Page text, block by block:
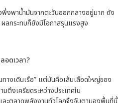
พึ่งพาน้ำมันจากตะวันออกกลางอยู่มาก ดัง
ลกระทบก็ยังมีโอกาสรุนแรงสูง
อดเวลา?
ทางเดินเรือ” แต่มันคือเส้นเลือดใหญ่ของ
ตึงเครียดระหว่างประเทศใน